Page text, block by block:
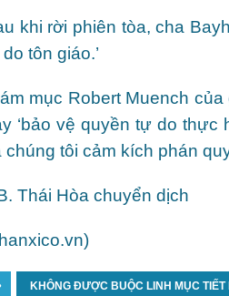
khi rời phiên tòa, cha
tôn giáo.’
mục Robert Muench
‘bảo vệ quyền tự do thực
chúng tôi cảm kích phán
Thái Hòa chuyển dịch
KHÔNG ĐƯỢC BUỘC LINH MỤC TIẾT